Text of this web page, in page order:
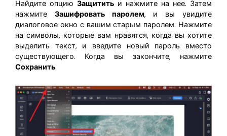
Найдите опцию Защитить и нажмите на нее. Затем
нажмите Зашифровать паролем, и вы увидите
диалоговое окно с вашим старым паролем. Нажмите
на символы, которые вам нравятся, когда вы хотите
выделить текст, и введите новый пароль вместо
существующего. Когда вы закончите, нажмите
Сохранить.